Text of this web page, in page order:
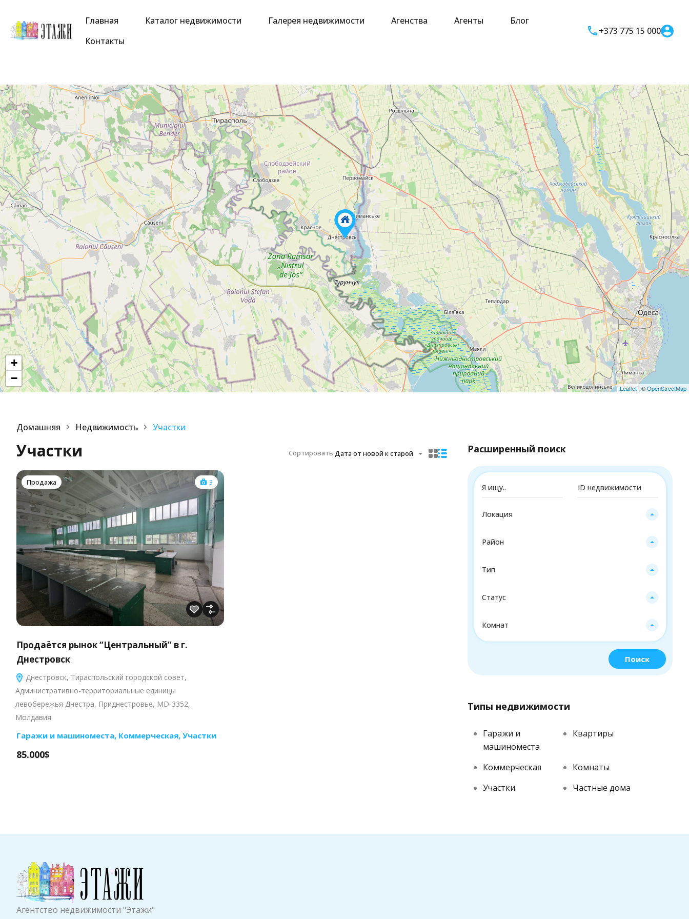
Главная Каталог недвижимости Галерея недвижимости Агенства Агенты
Блог
Контакты
+373 775 15 000
+
−
Leaflet | ©OpenStreetMap
Домашняя Недвижимость Участки
Участки Сортировать:Дата от новой к старой
Продажа 3
Продаётся рынок “Центральный” в г.
Днестровск
Днестровск, Тираспольский городской совет,
Административно-территориальные единицы
левобережья Днестра, Приднестровье, MD-3352,
Молдавия
Гаражи и машиноместа, Коммерческая, Участки
85.000$
Расширенный поиск
Локация
Район
Тип
Статус
Комнат
Поиск
Типы недвижимости
Гаражи и
машиноместа
Квартиры
Коммерческая
Комнаты
Участки
Частные дома
Агентство недвижимости "Этажи"